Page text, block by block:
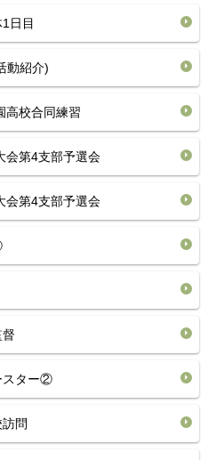
日目
動紹介)
高校合同練習
会第4支部予選会
会第4支部予選会
スター②
問